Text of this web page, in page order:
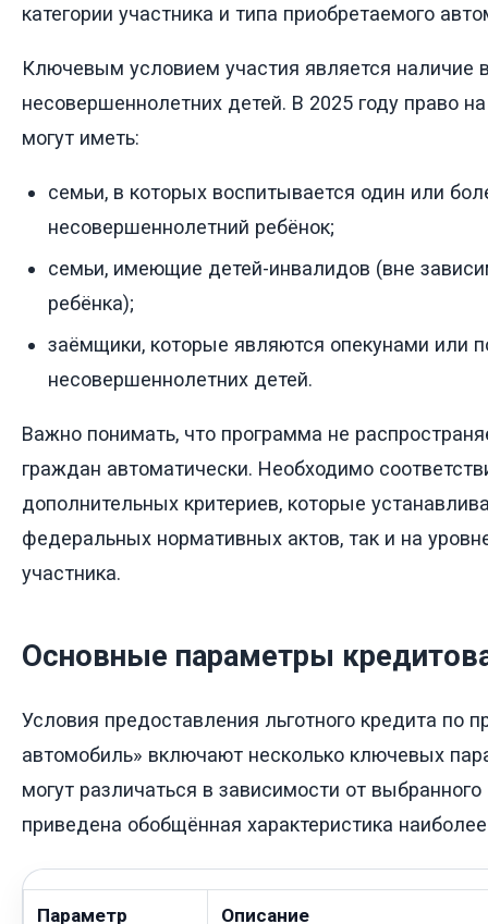
категории участника и типа приобретаемого
Ключевым условием участия является наличие
несовершеннолетних детей. В 2025 году право
могут иметь:
семьи, в которых воспитывается один или
несовершеннолетний ребёнок;
семьи, имеющие детей-инвалидов (вне
ребёнка);
заёмщики, которые являются опекунами или
несовершеннолетних детей.
Важно понимать, что программа не
граждан автоматически. Необходимо
дополнительных критериев, которые
федеральных нормативных актов, так и на
участника.
Основные параметры
Условия предоставления льготного кредита по
автомобиль» включают несколько ключевых
могут различаться в зависимости от
приведена обобщённая характеристика
Параметр Описание